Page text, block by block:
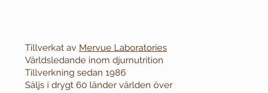
Tillverkat av Mervue Laboratories
Världsledande inom djurnutrition
Tillverkning sedan 1986
Säljs i drygt 60 länder världen över